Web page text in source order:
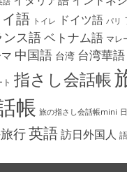
語 トイレ ドイツ語 パリ
ンス語ベトナム語 マレ
中国語 台湾 台湾華語
指さし会話帳
帳 旅の指さし会話帳mini
行英語訪日外国人